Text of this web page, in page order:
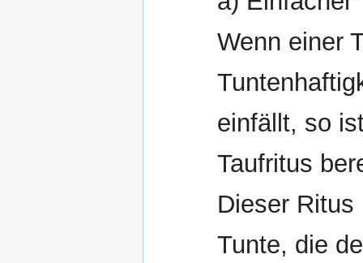
Wenn einer
einfällt, so
Taufritus
Dieser
Tunte, die